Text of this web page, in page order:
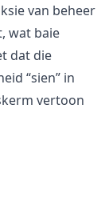
van beheer
wat baie
dat die
“sien” in
vertoon